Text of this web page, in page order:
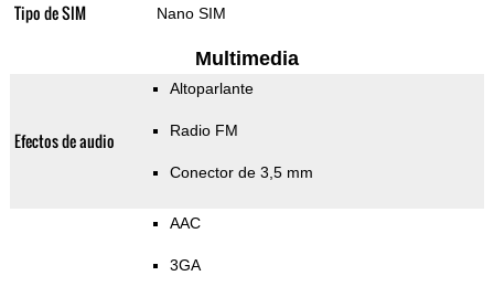
Tipo de SIM Nano SIM
Multimedia
Efectos de audio
Altoparlante
Radio FM
Conector de 3,5 mm
AAC
3GA